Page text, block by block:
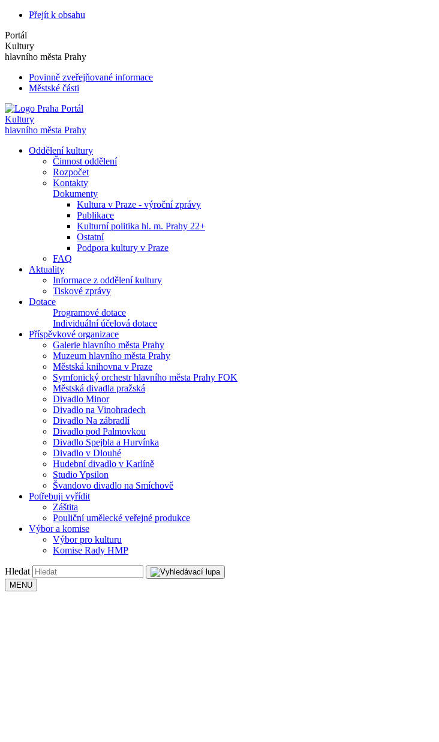
Přejít k obsahu
Portál
Kultury
hlavního města Prahy
Povinně zveřejňované informace
Městské části
Portál
Kultury
hlavního města Prahy
Oddělení kultury
Činnost oddělení
Rozpočet
Kontakty
Dokumenty
Kultura v Praze - výroční zprávy
Publikace
Kulturní politika hl. m. Prahy 22+
Ostatní
Podpora kultury v Praze
FAQ
Aktuality
Informace z oddělení kultury
Tiskové zprávy
Dotace
Programové dotace
Individuální účelová dotace
Příspěvkové organizace
Galerie hlavního města Prahy
Muzeum hlavního města Prahy
Městská knihovna v Praze
Symfonický orchestr hlavního města Prahy FOK
Městská divadla pražská
Divadlo Minor
Divadlo na Vinohradech
Divadlo Na zábradlí
Divadlo pod Palmovkou
Divadlo Spejbla a Hurvínka
Divadlo v Dlouhé
Hudební divadlo v Karlíně
Studio Ypsilon
Švandovo divadlo na Smíchově
Potřebuji vyřídit
Záštita
Pouliční umělecké veřejné produkce
Výbor a komise
Výbor pro kulturu
Komise Rady HMP
Hledat
MENU